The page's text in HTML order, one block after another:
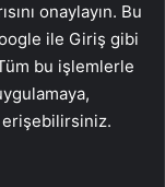
onaylayın. Bu
ile Giriş gibi
bu işlemlerle
erişebilirsiniz.